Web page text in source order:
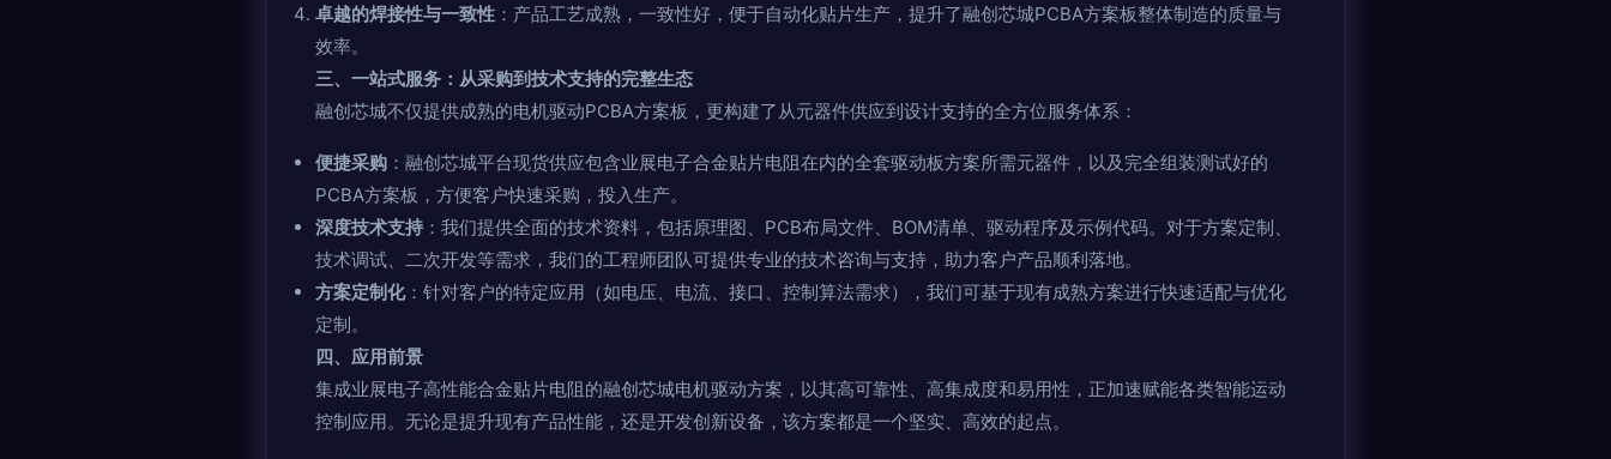
卓越的焊接性与一致性 ：产品工艺成熟，一致性好，便于自动化贴片生产，提升了融创芯城PCBA方案板整体制造的质量与
效率。
三、一站式服务：从采购到技术支持的完整生态
融创芯城不仅提供成熟的电机驱动PCBA方案板，更构建了从元器件供应到设计支持的全方位服务体系：
便捷采购 ：融创芯城平台现货供应包含业展电子合金贴片电阻在内的全套驱动板方案所需元器件，以及完全组装测试好的
PCBA方案板，方便客户快速采购，投入生产。
深度技术支持 ：我们提供全面的技术资料，包括原理图、PCB布局文件、BOM清单、驱动程序及示例代码。对于方案定制、
技术调试、二次开发等需求，我们的工程师团队可提供专业的技术咨询与支持，助力客户产品顺利落地。
方案定制化：针对客户的特定应用（如电压、电流、接口、控制算法需求），我们可基于现有成熟方案进行快速适配与优化
定制。
四、应用前景
集成业展电子高性能合金贴片电阻的融创芯城电机驱动方案，以其高可靠性、高集成度和易用性，正加速赋能各类智能运动
控制应用。无论是提升现有产品性能，还是开发创新设备，该方案都是一个坚实、高效的起点。